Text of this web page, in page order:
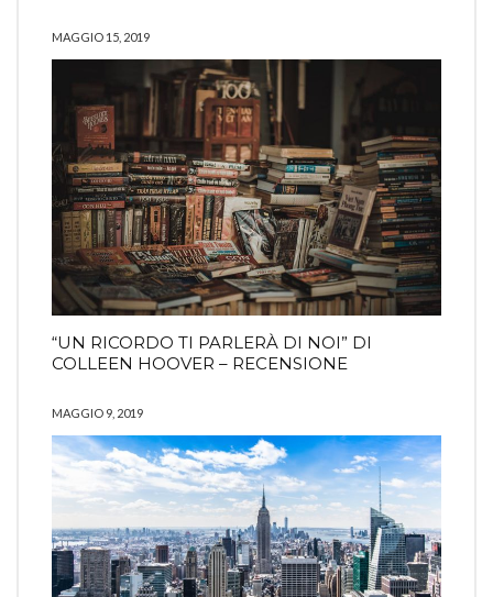
MAGGIO 15, 2019
“UN RICORDO TI PARLERÀ DI NOI” DI
COLLEEN HOOVER – RECENSIONE
MAGGIO 9, 2019